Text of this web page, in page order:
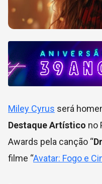
Miley Cyrus será
Destaque Artístico no
Awards pela canção “
filme “Avatar: Fogo e